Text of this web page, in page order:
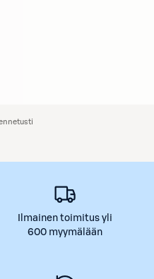
Ilmainen toimitus yli
600 myymälään